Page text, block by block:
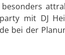
mit DJ
bei der